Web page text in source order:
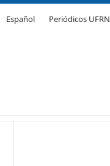
Español Periódicos UFRN